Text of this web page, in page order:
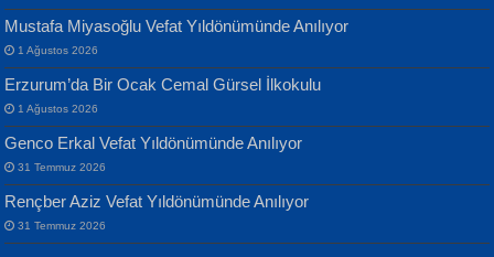
EKREM KARABABA
İsmail Aydos
İnkisar...
Mustafa Miyasoğlu Vefat Yıldönümünde Anılıyor
1 Ağustos 2026
Erzurum’da Bir Ocak Cemal Gürsel İlkokulu
1 Ağustos 2026
Genco Erkal Vefat Yıldönümünde Anılıyor
31 Temmuz 2026
Rençber Aziz Vefat Yıldönümünde Anılıyor
31 Temmuz 2026